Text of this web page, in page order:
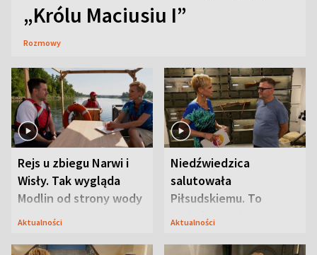
„Królu Maciusiu I”
Rozmowy
Rejs u zbiegu Narwi i
Wisły. Tak wygląda
Modlin od strony wody
Aktualności
Niedźwiedzica
salutowała
Piłsudskiemu. To
niejedyna tajemnica
Aktualności